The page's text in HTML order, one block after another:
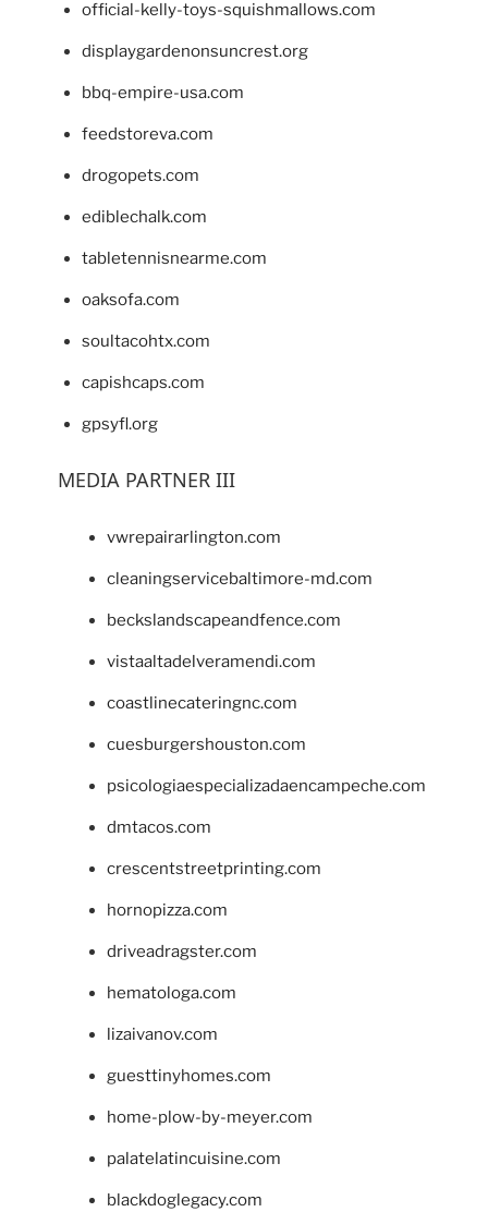
official-kelly-toys-squishmallows.com
displaygardenonsuncrest.org
bbq-empire-usa.com
feedstoreva.com
drogopets.com
ediblechalk.com
tabletennisnearme.com
oaksofa.com
soultacohtx.com
capishcaps.com
gpsyfl.org
MEDIA PARTNER III
vwrepairarlington.com
cleaningservicebaltimore-md.com
beckslandscapeandfence.com
vistaaltadelveramendi.com
coastlinecateringnc.com
cuesburgershouston.com
psicologiaespecializadaencampeche.com
dmtacos.com
crescentstreetprinting.com
hornopizza.com
driveadragster.com
hematologa.com
lizaivanov.com
guesttinyhomes.com
home-plow-by-meyer.com
palatelatincuisine.com
blackdoglegacy.com